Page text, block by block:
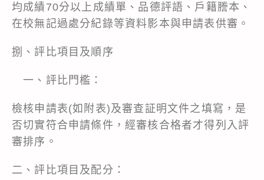
均成績70分以上成績單、品德評語、戶籍謄本、
在校無記過處分紀錄等資料影本與申請表供審。
捌、評比項目及順序
一、評比門檻：
檢核申請表(如附表)及審查証明文件之填寫，是
否切實符合申請條件，經審核合格者才得列入評
審排序。
二、評比項目及配分：